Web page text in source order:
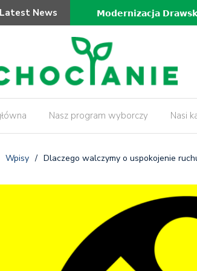
Latest News
𝗠𝗼𝗱𝗲𝗿𝗻𝗶𝘇𝗮𝗰𝗷𝗮
𝗶𝗻𝘄𝗲𝗻𝘁𝗮𝗿𝘆𝘇𝗮𝗰𝗷𝗮 𝗱𝗿𝘇𝗲𝘄 𝘄
Nasz program wyborczy Nasi
Wpisy / Dlaczego walczymy o uspokojenie